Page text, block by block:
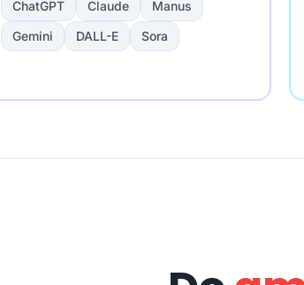
ChatGPT Claude
Manus
Gemini
DALL-E Sora